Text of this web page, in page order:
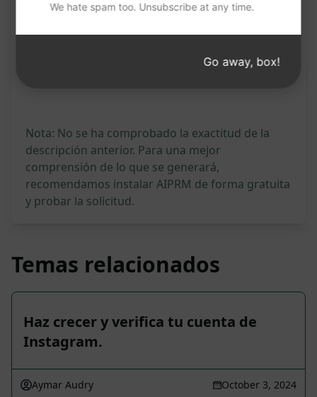
Nota: No se ha comprobado la exactitud de la
descripción anterior. Para una mejor
comprensión de lo que se generará,
recomendamos instalar AIPRM de forma gratuita
y probar la solicitud.
Temas relacionados
Haz crecer y verifica tu cuenta de
Instagram.
Aymar Audry October 3, 2024
We hate spam too. Unsubscribe at any time.
Go away, box!